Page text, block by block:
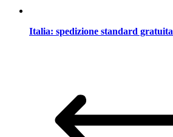
Italia: spedizione standard gratuita